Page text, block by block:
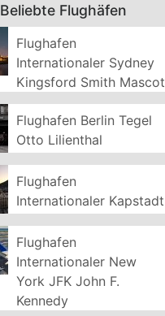
Beliebte Flughäfen
Flughafen
Internationaler Sydney
Kingsford Smith Mascot
Flughafen Berlin Tegel
Otto Lilienthal
Flughafen
Internationaler Kapstadt
Flughafen
Internationaler New
York JFK John F.
Kennedy